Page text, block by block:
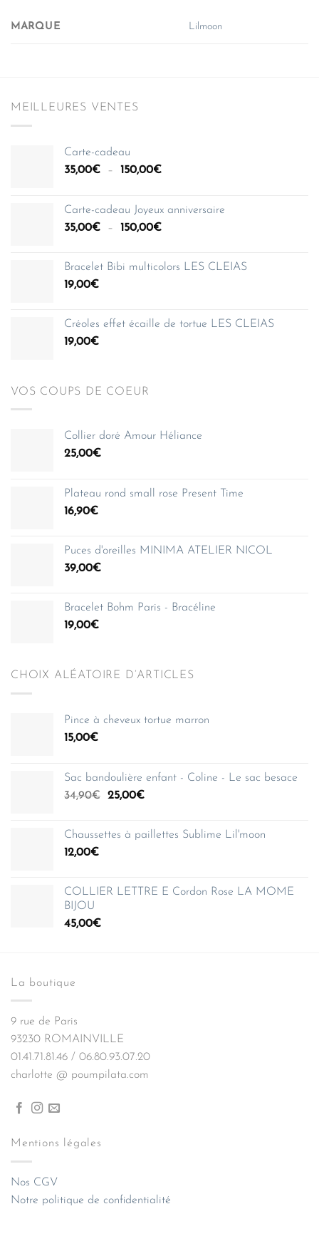
MARQUE Lilmoon
MEILLEURES VENTES
Carte-cadeau
35,00€ – 150,00€Plage
35,00€
à
Carte-cadeau Joyeux anniversaire
35,00€ – 150,00€Plage
35,00€
Bracelet Bibi multicolors LES CLEIAS
19,00€
Créoles effet écaille de tortue LES CLEIAS
19,00€
VOS COUPS DE COEUR
Collier doré Amour Héliance
25,00€
Plateau rond small rose Present Time
16,90€
Puces d'oreilles MINIMA ATELIER NICOL
39,00€
Bracelet Bohm Paris - Bracéline
19,00€
CHOIX ALÉATOIRE D’ARTICLES
Pince à cheveux tortue marron
15,00€
Sac bandoulière enfant - Coline - Le sac besace
34,90€
Le
était :
25,00€Le
est :
Chaussettes à paillettes Sublime Lil'moon
12,00€
COLLIER LETTRE E Cordon Rose LA MOME
BIJOU
45,00€
La boutique
9 rue de Paris
93230 ROMAINVILLE
01.41.71.81.46 / 06.80.93.07.20
charlotte @ poumpilata.com
Mentions légales
Nos CGV
Notre politique de confidentialité